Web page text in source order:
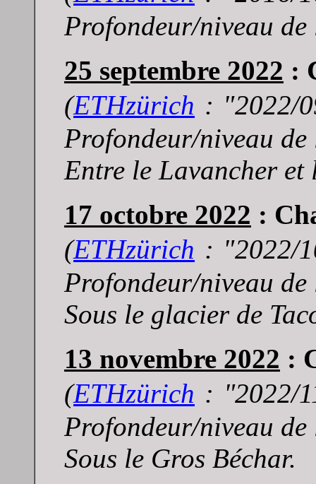
Profondeur/niveau
25 septembre 2022 :
(ETHzürich : "2022/
Profondeur/niveau
Entre le Lavancher et
17 octobre 2022 :
(ETHzürich : "2022/
Profondeur/niveau
Sous le glacier de
13 novembre 2022 :
(ETHzürich : "2022/
Profondeur/niveau
Sous le Gros Béchar.